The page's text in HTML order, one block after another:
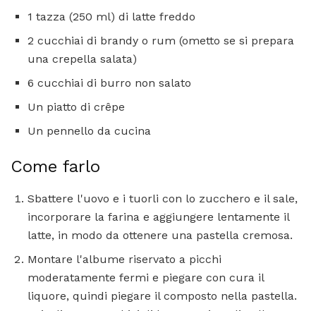
1 tazza (250 ml) di latte freddo
2 cucchiai di brandy o rum (ometto se si prepara
una crepella salata)
6 cucchiai di burro non salato
Un piatto di crêpe
Un pennello da cucina
Come farlo
Sbattere l'uovo e i tuorli con lo zucchero e il sale,
incorporare la farina e aggiungere lentamente il
latte, in modo da ottenere una pastella cremosa.
Montare l'albume riservato a picchi
moderatamente fermi e piegare con cura il
liquore, quindi piegare il composto nella pastella.